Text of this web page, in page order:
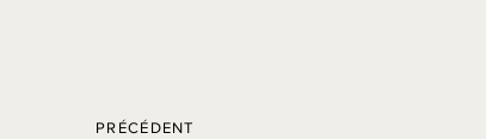
PRÉCÉDENT